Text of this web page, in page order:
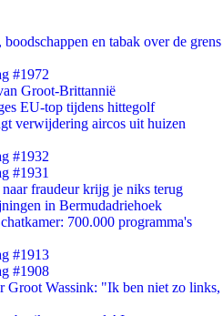
en tabak over de grens
#1972
Groot-Brittannië
EU-top tijdens hittegolf
verwijdering aircos uit huizen
#1932
#1931
fraudeur krijg je niks terug
in Bermudadriehoek
700.000 programma's
#1913
#1908
Groot Wassink: "Ik ben niet zo links,